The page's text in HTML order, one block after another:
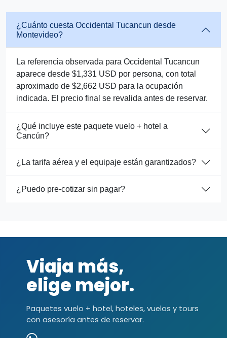
¿Cuánto cuesta Occidental Tucancun desde
Montevideo?
La referencia observada para Occidental Tucancun
aparece desde $1,331 USD por persona, con total
aproximado de $2,662 USD para la ocupación
indicada. El precio final se revalida antes de reservar.
¿Qué incluye este paquete vuelo + hotel a
Cancún?
¿La tarifa aérea y el equipaje están garantizados?
¿Puedo pre-cotizar sin pagar?
Viaja más,
elige mejor.
Paquetes vuelo + hotel, hoteles, vuelos y tours
con asesoría antes de reservar.